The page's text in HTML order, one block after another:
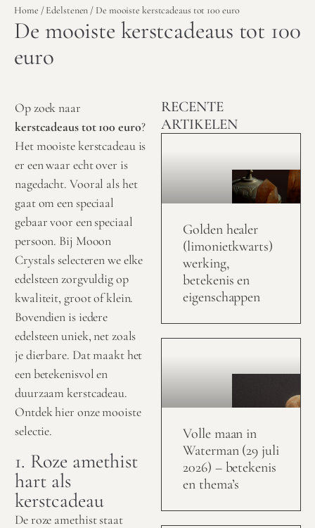
Home /Edelstenen / De mooiste kerstcadeaus tot 100 euro
De mooiste kerstcadeaus tot 100
euro
Op zoek naar
kerstcadeaus tot 100 euro?
Het mooiste kerstcadeau is
er een waar echt over is
nagedacht. Vooral als het
gaat om een speciaal
gebaar voor een speciaal
persoon. Bij Mooon
Crystals selecteren we elke
edelsteen zorgvuldig op
kwaliteit, groot of klein.
Bovendien is iedere
edelsteen uniek, net zoals
je dierbare. Dat maakt het
een betekenisvol en
duurzaam kerstcadeau.
Ontdek hier onze mooiste
selectie.
1. Roze amethist
hart als
kerstcadeau
De roze amethist staat
RECENTE
ARTIKELEN
Golden healer
(limonietkwarts)
werking,
betekenis en
eigenschappen
Volle maan in
Waterman (29 juli
2026) – betekenis
en thema’s